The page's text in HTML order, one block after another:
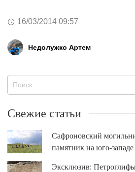
16/03/2014 09:57
Недолужко Артем
Свежие статьи
Сафроновский
памятник на юго-
Эксклюзив: